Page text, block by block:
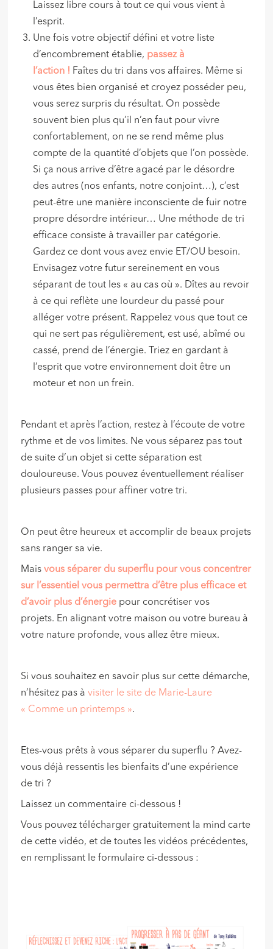
Laissez libre cours à tout ce qui vous vient à
l’esprit.
Une fois votre objectif défini et votre liste
d’encombrement établie, passez à
l’action ! Faîtes du tri dans vos affaires. Même si
vous êtes bien organisé et croyez posséder peu,
vous serez surpris du résultat. On possède
souvent bien plus qu’il n’en faut pour vivre
confortablement, on ne se rend même plus
compte de la quantité d’objets que l’on possède.
Si ça nous arrive d’être agacé par le désordre
des autres (nos enfants, notre conjoint…), c’est
peut-être une manière inconsciente de fuir notre
propre désordre intérieur… Une méthode de tri
efficace consiste à travailler par catégorie.
Gardez ce dont vous avez envie ET/OU besoin.
Envisagez votre futur sereinement en vous
séparant de tout les « au cas où ». Dîtes au revoir
à ce qui reflète une lourdeur du passé pour
alléger votre présent. Rappelez vous que tout ce
qui ne sert pas régulièrement, est usé, abîmé ou
cassé, prend de l’énergie. Triez en gardant à
l’esprit que votre environnement doit être un
moteur et non un frein.
Pendant et après l’action, restez à l’écoute de votre
rythme et de vos limites. Ne vous séparez pas tout
de suite d’un objet si cette séparation est
douloureuse. Vous pouvez éventuellement réaliser
plusieurs passes pour affiner votre tri.
On peut être heureux et accomplir de beaux projets
sans ranger sa vie.
Maisvous séparer du superflu pour vous concentrer
sur l’essentiel vous permettra d’être plus efficace et
d’avoir plus d’énergie pour concrétiser vos
projets. En alignant votre maison ou votre bureau à
votre nature profonde, vous allez être mieux.
Si vous souhaitez en savoir plus sur cette démarche,
n’hésitez pas àvisiter le site de Marie-Laure
« Comme un printemps ».
Etes-vous prêts à vous séparer du superflu ? Avez-
vous déjà ressentis les bienfaits d’une expérience
de tri ?
Laissez un commentaire ci-dessous !
Vous pouvez télécharger gratuitement la mind carte
de cette vidéo, et de toutes les vidéos précédentes,
en remplissant le formulaire ci-dessous :